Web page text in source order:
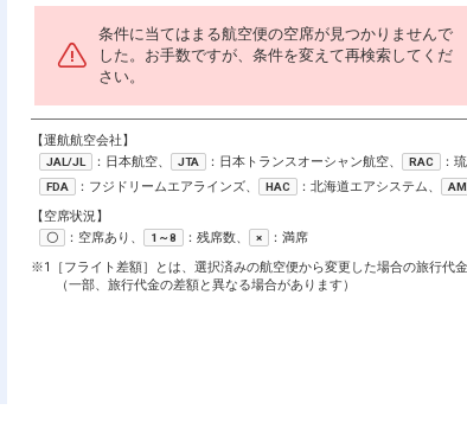
条件に当てはまる航空便の空席が見つかりませんで
した。お手数ですが、条件を変えて再検索してくだ
さい。
【運航航空会社】
JAL/JL ：日本航空、 JTA ：日本トランスオーシャン航空、 RAC ：
FDA ：フジドリームエアラインズ、 HAC ：北海道エアシステム、
【空席状況】
〇 ：空席あり、 1～8 ：残席数、 ×
：満席
※1［フライト差額］とは、選択済みの航空便から変更した場合の旅行代
（一部、旅行代金の差額と異なる場合があります）